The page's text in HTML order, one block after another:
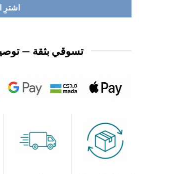
اشترِ
تسوقي بثقة —